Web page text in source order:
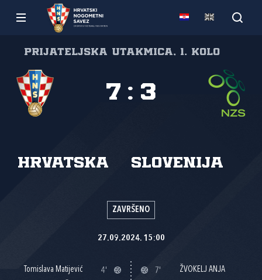
Prijateljska utakmica, 1. kolo
Hrvatska Slovenija
7 : 3
ZAVRŠENO
27.09.2024. 15:00
Tomislava Matijević
4'
7'
ŽVOKELJ ANJA